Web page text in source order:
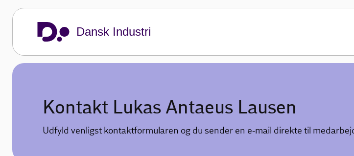
Dansk Industri
Kontakt Lukas Antaeus Lausen
Udfyld venligst kontaktformularen og du sender en e-mail direkte til